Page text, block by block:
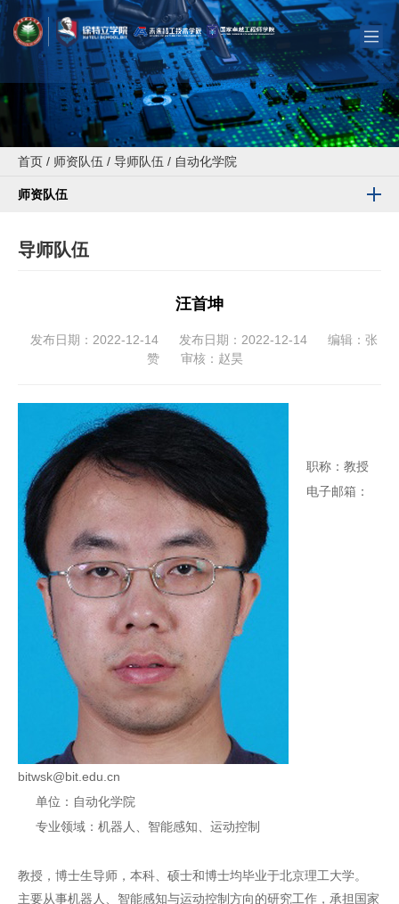
首页 / 师资队伍 / 导师队伍 / 自动化学院
师资队伍
导师队伍
汪首坤
发布日期：2022-12-14 发布日期：2022-12-14
编辑：张
赞
审核：赵昊
职称：教授
电子邮箱：
bitwsk@bit.edu.cn
单位：自动化学院
专业领域：机器人、智能感知、运动控制
教授，博士生导师，本科、硕士和博士均毕业于北京理工大学。
主要从事机器人、智能感知与运动控制方向的研究工作，承担国家